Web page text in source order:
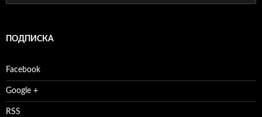
ПОДПИСКА
Facebook
Google +
RSS